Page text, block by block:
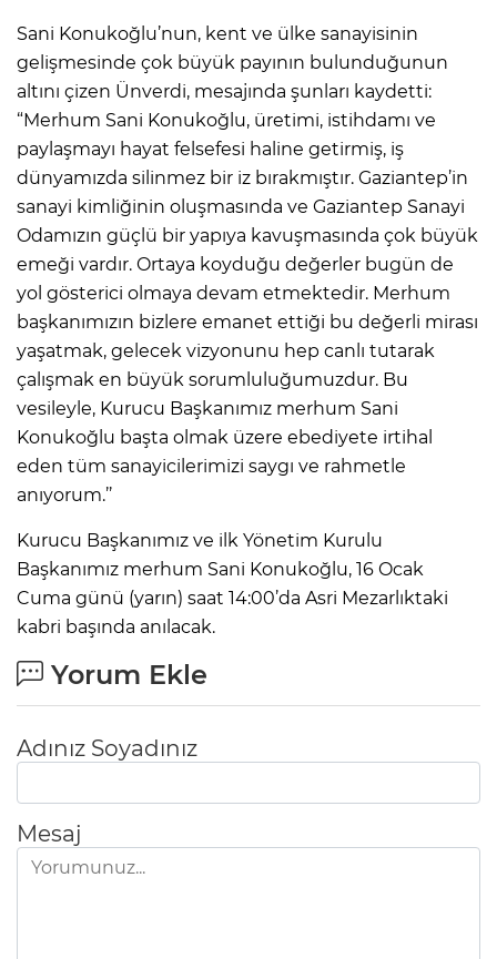
Sani Konukoğlu’nun, kent ve ülke sanayisinin
gelişmesinde çok büyük payının bulunduğunun
altını çizen Ünverdi, mesajında şunları kaydetti:
“Merhum Sani Konukoğlu, üretimi, istihdamı ve
paylaşmayı hayat felsefesi haline getirmiş, iş
dünyamızda silinmez bir iz bırakmıştır. Gaziantep’in
sanayi kimliğinin oluşmasında ve Gaziantep Sanayi
Odamızın güçlü bir yapıya kavuşmasında çok büyük
emeği vardır. Ortaya koyduğu değerler bugün de
yol gösterici olmaya devam etmektedir. Merhum
başkanımızın bizlere emanet ettiği bu değerli mirası
yaşatmak, gelecek vizyonunu hep canlı tutarak
çalışmak en büyük sorumluluğumuzdur. Bu
vesileyle, Kurucu Başkanımız merhum Sani
Konukoğlu başta olmak üzere ebediyete irtihal
eden tüm sanayicilerimizi saygı ve rahmetle
anıyorum.’’
Kurucu Başkanımız ve ilk Yönetim Kurulu
Başkanımız merhum Sani Konukoğlu, 16 Ocak
Cuma günü (yarın) saat 14:00’da Asri Mezarlıktaki
kabri başında anılacak.
Yorum Ekle
Adınız Soyadınız
Mesaj